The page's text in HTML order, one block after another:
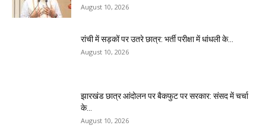
August 10, 2026
रांची में सड़कों पर उतरे छात्र: भर्ती परीक्षा में धांधली के...
August 10, 2026
झारखंड छात्र आंदोलन पर बैकफुट पर सरकार: संसद में चर्चा
के...
August 10, 2026